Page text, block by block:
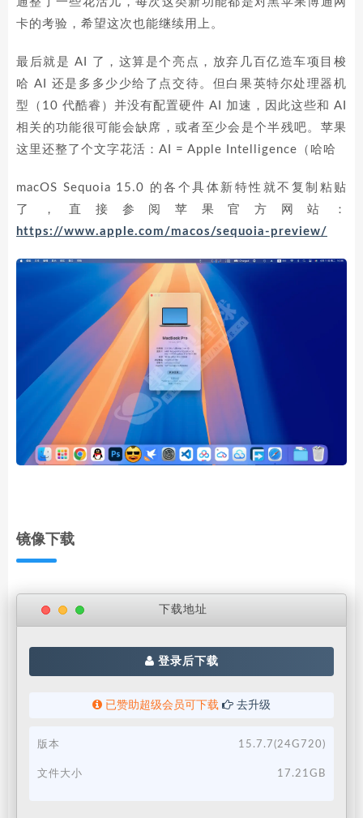
卡的考验，希望这次也能继续用上。
最后就是 AI 了，这算是个亮点，放弃几百亿造车项目梭
哈 AI 还是多多少少给了点交待。但白果英特尔处理器机
型（10 代酷睿）并没有配置硬件 AI 加速，因此这些和 AI
相关的功能很可能会缺席，或者至少会是个半残吧。苹果
这里还整了个文字花活：AI = Apple Intelligence（哈哈
macOS Sequoia 15.0 的各个具体新特性就不复制粘贴
了，直接参阅苹果官方网站：
https://www.apple.com/macos/sequoia-preview/
镜像下载
下载地址
登录后下载
已赞助超级会员可下载 去升级
版本 15.7.7(24G720)
文件大小 17.21GB